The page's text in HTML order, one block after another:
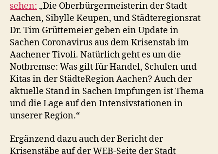
sehen: „Die Oberbürgermeisterin der Stadt
Aachen, Sibylle Keupen, und Städteregionsrat
Dr. Tim Grüttemeier geben ein Update in
Sachen Coronavirus aus dem Krisenstab im
Aachener Tivoli. Natürlich geht es um die
Notbremse: Was gilt für Handel, Schulen und
Kitas in der StädteRegion Aachen? Auch der
aktuelle Stand in Sachen Impfungen ist Thema
und die Lage auf den Intensivstationen in
unserer Region.“
Ergänzend dazu auch der Bericht der
Krisenstäbe auf der WEB-Seite der Stadt